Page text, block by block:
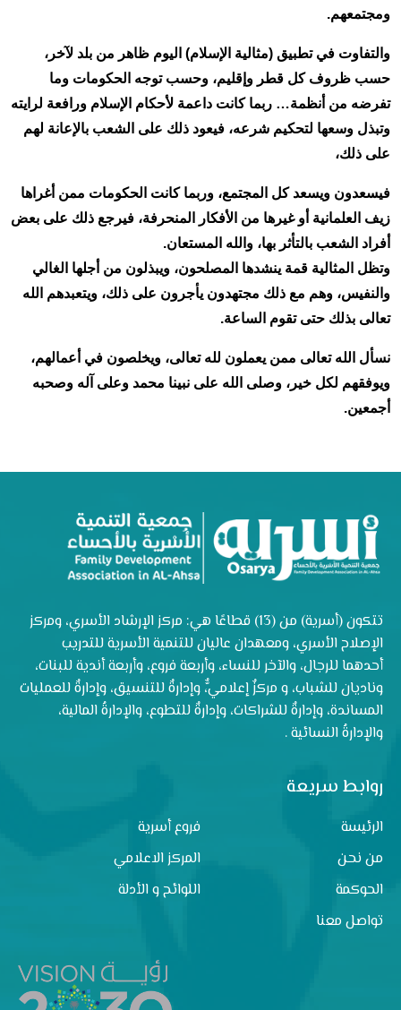
ومجتمعهم.
والتفاوت في تطبيق (مثالية الإسلام) اليوم ظاهر من بلد لآخر،
حسب ظروف كل قطر وإقليم، وحسب توجه الحكومات وما
تفرضه من أنظمة… ربما كانت داعمة لأحكام الإسلام ورافعة لرايته
وتبذل وسعها لتحكيم شرعه، فيعود ذلك على الشعب بالإعانة لهم
على ذلك،
فيسعدون ويسعد كل المجتمع، وربما كانت الحكومات ممن أغراها
زيف العلمانية أو غيرها من الأفكار المنحرفة، فيرجع ذلك على بعض
أفراد الشعب بالتأثر بها، والله المستعان.
وتظل المثالية قمة ينشدها المصلحون، ويبذلون من أجلها الغالي
والنفيس، وهم مع ذلك مجتهدون يأجرون على ذلك، ويتعبدهم الله
تعالى بذلك حتى تقوم الساعة.
نسأل الله تعالى ممن يعملون لله تعالى، ويخلصون في أعمالهم،
ويوفقهم لكل خير، وصلى الله على نبينا محمد وعلى آله وصحبه
أجمعين.
تتكون (أسرية) من (13) قطاعًا هي: مركز الإرشاد الأسري، ومركز
الإصلاح الأسري، ومعهدان عاليان للتنمية الأسرية للتدريب
أحدهما للرجال، والآخر للنساء، وأربعة فروع، وأربعة أندية للبنات،
وناديان للشباب، و مركزٌ إعلاميٌّ، وإدارةٌ للتنسيق، وإدارةٌ للعمليات
المساندة، وإدارةٌ للشراكات، وإدارةٌ للتطوع، والإدارةُ المالية،
والإدارةُ النسائية .
روابط سريعة
الرئيسة
فروع أسرية
من نحن
المركز الاعلامي
الحوكمة
اللوائح و الأدلة
تواصل معنا